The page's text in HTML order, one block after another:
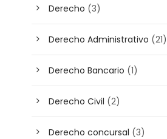
Derecho (3)
Derecho Administrativo (21)
Derecho Bancario (1)
Derecho Civil (2)
Derecho concursal (3)